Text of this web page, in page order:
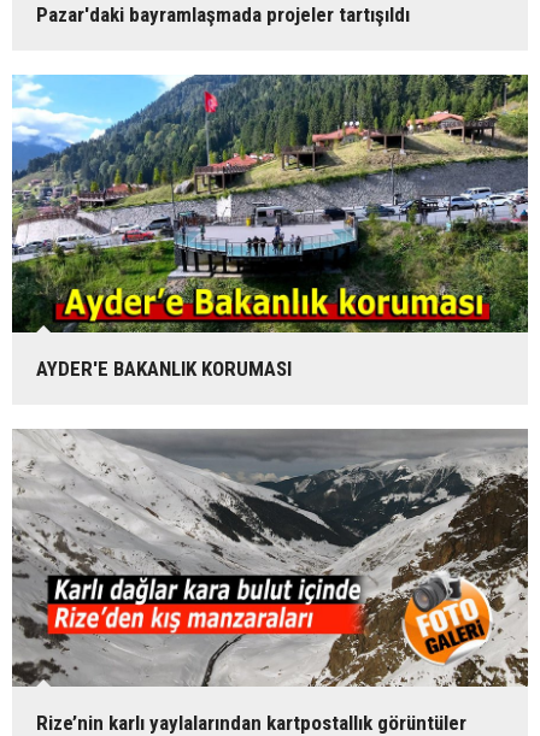
Pazar'daki bayramlaşmada projeler tartışıldı
AYDER'E BAKANLIK KORUMASI
Rize’nin karlı yaylalarından kartpostallık görüntüler